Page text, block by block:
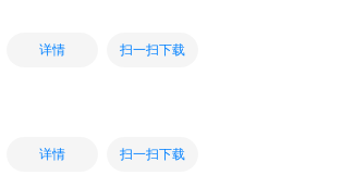
详情 扫一扫下载
详情 扫一扫下载